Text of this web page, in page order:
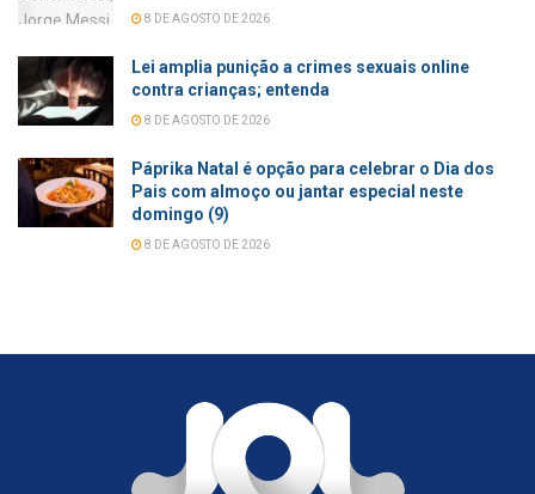
8 DE AGOSTO DE 2026
Lei amplia punição a crimes sexuais online
contra crianças; entenda
8 DE AGOSTO DE 2026
Páprika Natal é opção para celebrar o Dia dos
Pais com almoço ou jantar especial neste
domingo (9)
8 DE AGOSTO DE 2026